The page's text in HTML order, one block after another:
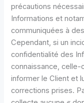
précautions
Informations et
communiquées à
Cependant, si un
confidentialité des
connaissance, celle-
informer le Client et
corrections prises.